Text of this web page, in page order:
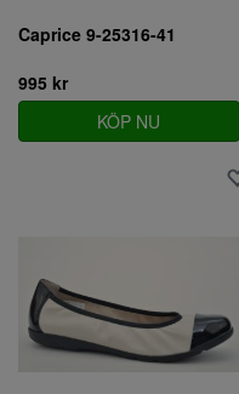
Caprice 9-25316-41
995 kr
KÖP NU